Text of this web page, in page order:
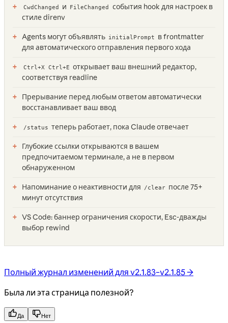
CwdChanged и FileChanged
события hook для настроек в
стиле direnv
Agents могут объявлять initialPrompt
в frontmatter
для автоматического отправления первого хода
Ctrl+X Ctrl+E открывает ваш внешний редактор,
соответствуя readline
Прерывание перед любым ответом автоматически
восстанавливает ваш ввод
/status теперь работает, пока Claude отвечает
Глубокие ссылки открываются в вашем
предпочитаемом терминале, а не в первом
обнаруженном
Напоминание о неактивности для /clear после 75+
минут отсутствия
VS Code: баннер ограничения скорости, Esc-дважды
выбор rewind
Полный журнал изменений для v2.1.83–v2.1.85 →
Была ли эта страница полезной?
Да Нет